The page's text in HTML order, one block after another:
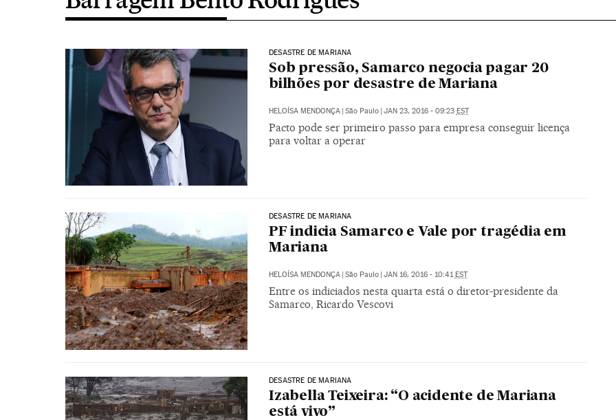
DESASTRE DE MARIANA
Sob pressão, Samarco negocia pagar 20
bilhões por desastre de Mariana
HELOÍSA MENDONÇA | São Paulo | JAN 23, 2016 - 09:23 EST
Pacto pode ser primeiro passo para empresa conseguir licença
para voltar a operar
DESASTRE DE MARIANA
PF indicia Samarco e Vale por tragédia em
Mariana
HELOÍSA MENDONÇA São Paulo JAN 16, 2016 - 10:41 EST
Entre os indiciados nesta quarta está o diretor-presidente da
Samarco, Ricardo Vescovi
DESASTRE DE MARIANA
Izabella Teixeira: “O acidente de Mariana
está vivo”